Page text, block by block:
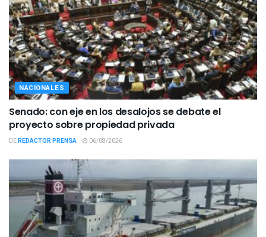
NACIONALES
Senado: con eje en los desalojos se debate el
proyecto sobre propiedad privada
DEREDACTOR PRENSA 06/08/2026